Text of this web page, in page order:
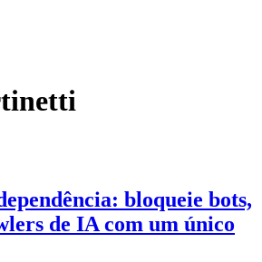
bloqueie bots,
de IA com um único